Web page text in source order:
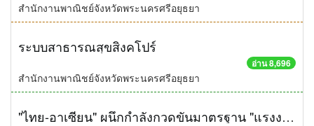
สำนักงานพาณิชย์จังหวัดพระนครศรีอยุธยา
ระบบสาธารณสุขสิงคโปร์
อ่าน 8,696
สำนักงานพาณิชย์จังหวัดพระนครศรีอยุธยา
"ไทย-อาเซียน" ผนึกกำลังกวดขันมาตรฐาน "แรงงานข้ามชาติ"